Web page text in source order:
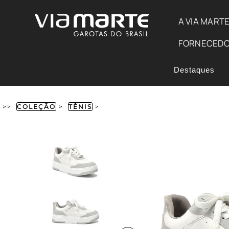
A VIA
Destaques
>> COLEÇÃO > TÊNIS >